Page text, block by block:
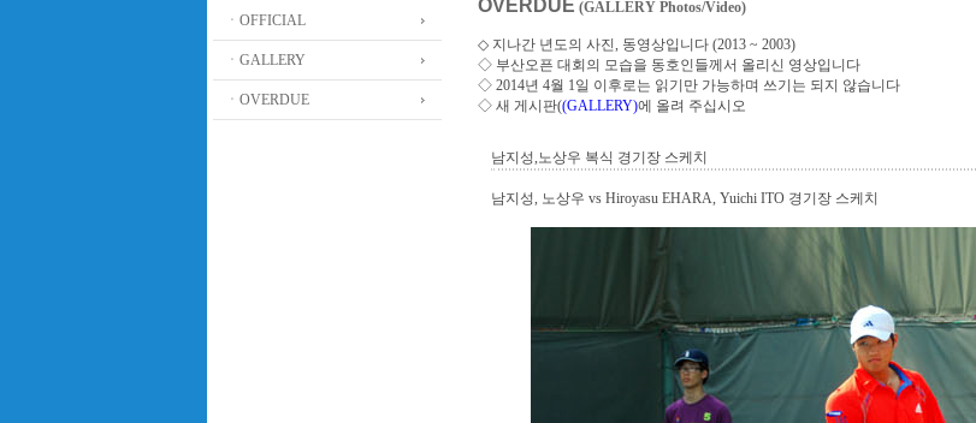
ㆍOFFICIAL
ㆍGALLERY
ㆍOVERDUE
OVERDUE (GALLERY Photos/Video)
◇ 지나간 년도의 사진, 동영상입니다 (2013 ~ 2003)
◇ 부산오픈 대회의 모습을 동호인들께서 올리신 영상입니다
◇ 2014년 4월 1일 이후로는 읽기만 가능하며 쓰기는 되지 않습니다
◇ 새 게시판((GALLERY)에 올려 주십시오
남지성,노상우 복식 경기장 스케치
남지성, 노상우 vs Hiroyasu EHARA, Yuichi ITO 경기장 스케치